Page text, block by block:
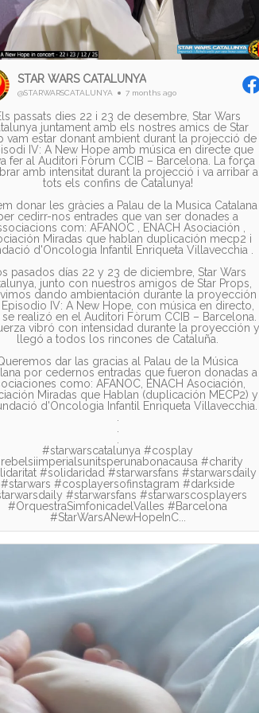
STAR WARS CATALUNYA
@STARWARSCATALUNYA 7 months ago
passats dies 22 i 23 de desembre, Star Wars
juntament amb els nostres amics de Star
vam estar donant ambient durant la projecció de
IV: A New Hope amb música en directe que
fer al Auditori Fòrum CCIB – Barcelona. La força
amb intensitat durant la projecció i va arribar a
tots els confins de Catalunya!
donar les gràcies a Palau de la Musica Catalana
cedirr-nos entrades que van ser donades a
com: AFANOC , ENACH Asociación ,
Miradas que hablan duplicación mecp2 i
d'Oncologia Infantil Enriqueta Villavecchia .
pasados días 22 y 23 de diciembre, Star Wars
junto con nuestros amigos de Star Props,
dando ambientación durante la proyección
IV: A New Hope, con música en directo,
realizó en el Auditori Fòrum CCIB – Barcelona.
vibró con intensidad durante la proyección
llegó a todos los rincones de Cataluña.
dar las gracias al Palau de la Música
por cedernos entradas que fueron donadas a
como: AFANOC, ENACH Asociación,
Miradas que Hablan (duplicación MECP2) y
d'Oncologia Infantil Enriqueta Villavecchia.
#starwarscatalunya #cosplay
#charity
#solidaridad #starwarsfans #starwarsdaily
#starwars #cosplayersofinstagram #darkside
#starwarsfans #starwarscosplayers
#OrquestraSimfonicadelValles #Barcelona
#StarWarsANewHopeInC...